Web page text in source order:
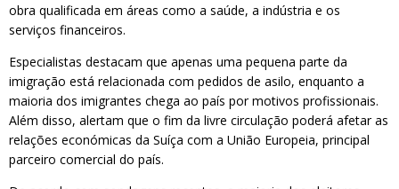
obra qualificada em áreas como a saúde, a indústria e os
serviços financeiros.
Especialistas destacam que apenas uma pequena parte da
imigração está relacionada com pedidos de asilo, enquanto a
maioria dos imigrantes chega ao país por motivos profissionais.
Além disso, alertam que o fim da livre circulação poderá afetar as
relações económicas da Suíça com a União Europeia, principal
parceiro comercial do país.